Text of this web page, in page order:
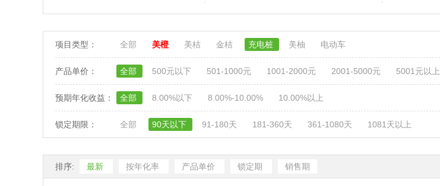
项目类型： 全部 美橙 美桔 金桔 充电桩 美柚 电动车
产品单价： 全部 500元以下 501-1000元 1001-2000元 2001-5000元 5001元以上
预期年化收益： 全部 8.00%以下 8.00%-10.00% 10.00%以上
锁定期限： 全部 90天以下 91-180天 181-360天 361-1080天 1081天以上
排序: 最新 按年化率 产品单价 锁定期 销售期